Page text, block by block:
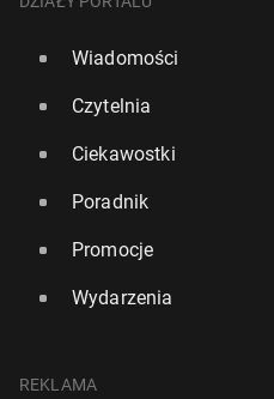
Wiadomości
Czytelnia
Ciekawostki
Poradnik
Promocje
Wydarzenia
REKLAMA